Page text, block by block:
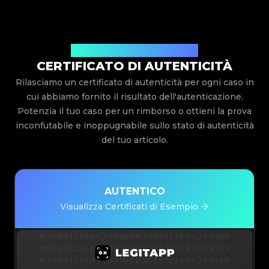
CERTIFICATO DI AUTENTICITÀ
Rilasciamo un certificato di autenticità per ogni caso in
cui abbiamo fornito il risultato dell'autenticazione.
Potenzia il tuo caso per un rimborso o ottieni la prova
inconfutabile e inoppugnabile sullo stato di autenticità
del tuo articolo.
AUTENTICO
Visualizza Certificati di Esempio
#3066123689299189#3066123689299189
#3066123689299189#3066123689299189